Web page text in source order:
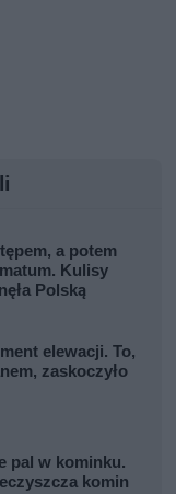
a potem
Kulisy
Polską
elewacji. To,
zaskoczyło
pal w kominku.
komin